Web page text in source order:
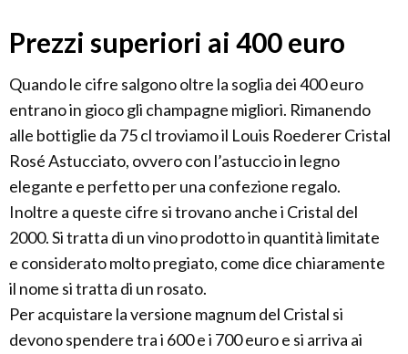
Prezzi superiori ai 400 euro
Quando le cifre salgono oltre la soglia dei 400 euro
entrano in gioco gli champagne migliori. Rimanendo
alle bottiglie da 75 cl troviamo il Louis Roederer Cristal
Rosé Astucciato, ovvero con l’astuccio in legno
elegante e perfetto per una confezione regalo.
Inoltre a queste cifre si trovano anche i Cristal del
2000. Si tratta di un vino prodotto in quantità limitate
e considerato molto pregiato, come dice chiaramente
il nome si tratta di un rosato.
Per acquistare la versione magnum del Cristal si
devono spendere tra i 600 e i 700 euro e si arriva ai